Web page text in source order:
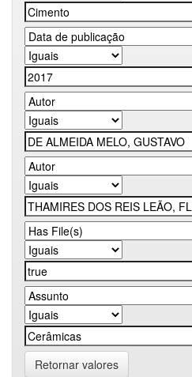
Retornar valores